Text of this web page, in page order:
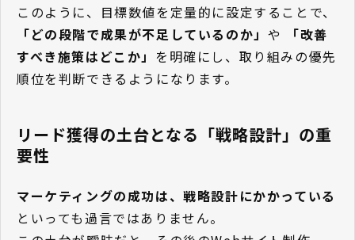
このように、目標数値を定量的に設定することで、
「どの段階で成果が不足しているのか」 や
「改善
すべき施策はどこか」 を明確にし、取り組みの優先
順位を判断できるようになります。
リード獲得の土台となる「戦略設計」の重
要性
マーケティングの成功は、戦略設計にかかっている
といっても過言ではありません。